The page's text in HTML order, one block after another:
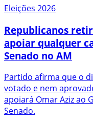
Eleições 2026
Republicanos
apoiar qualquer
Senado no AM
Partido afirma que o
votado e nem
apoiará Omar Aziz ao
Senado.